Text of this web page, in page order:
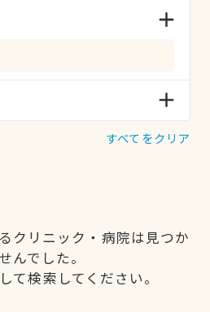
すべてをクリア
クリニック・病院は見つか
んでした。
て検索してください。